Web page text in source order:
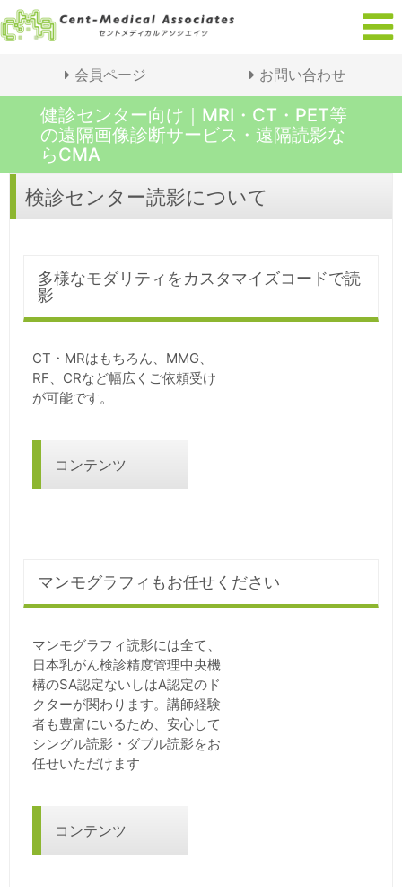
会員ページ お問い合わせ
健診センター向け｜MRI・CT・PET等
の遠隔画像診断サービス・遠隔読影な
らCMA
検診センター読影について
多様なモダリティをカスタマイズコードで読
影
CT・MRはもちろん、MMG、
RF、CRなど幅広くご依頼受け
が可能です。
コンテンツ
マンモグラフィもお任せください
マンモグラフィ読影には全て、
日本乳がん検診精度管理中央機
構のSA認定ないしはA認定のド
クターが関わります。講師経験
者も豊富にいるため、安心して
シングル読影・ダブル読影をお
任せいただけます
コンテンツ